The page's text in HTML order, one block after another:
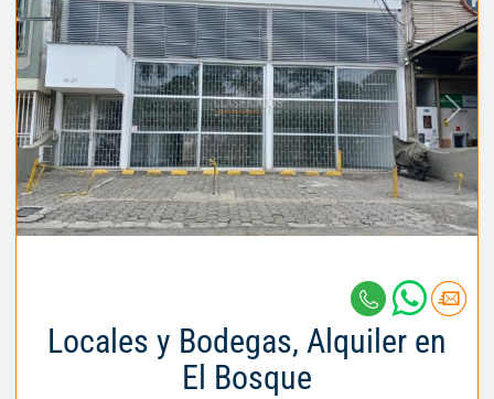
Locales y Bodegas, Alquiler en
El Bosque